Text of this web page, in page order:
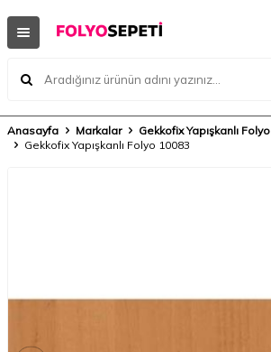
Anasayfa Markalar
Gekkofix Yapışkanlı Folyo
Gekkofix Yapışkanlı Folyo 10083